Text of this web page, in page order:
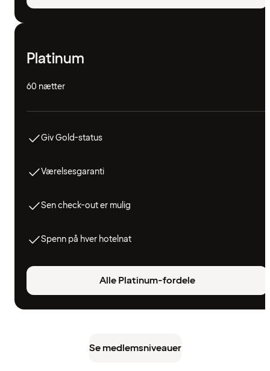
Platinum
60 nætter
Giv Gold-status
Værelsesgaranti
Sen check-out er mulig
Spenn på hver hotelnat
Alle Platinum-fordele
Se medlemsniveauer